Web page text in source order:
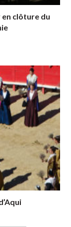
en clôture du